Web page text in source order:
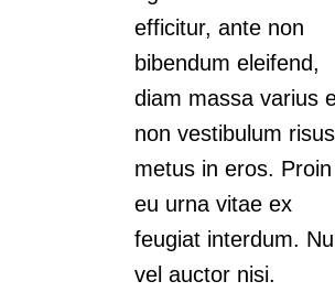
efficitur, ante non
bibendum eleifend,
diam massa varius
non vestibulum risus
metus in eros. Proin
eu urna vitae ex
feugiat interdum.
vel auctor nisi.